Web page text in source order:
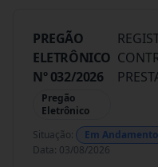
PREGÃO
ELETRÔNICO
Nº 032/2026
Pregão
Eletrônico
Situação:
Em Andamento
Data: 03/08/2026